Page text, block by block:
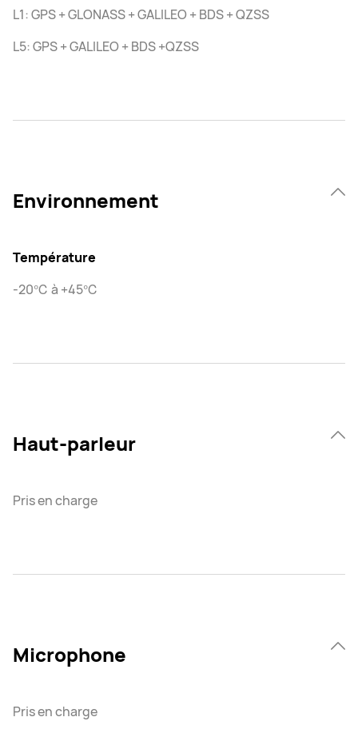
L1: GPS + GLONASS + GALILEO + BDS + QZSS
L5: GPS + GALILEO + BDS +QZSS
Environnement
Température
-20℃ à +45℃
Haut-parleur
Pris en charge
Microphone
Pris en charge